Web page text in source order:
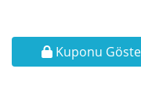
Kuponu